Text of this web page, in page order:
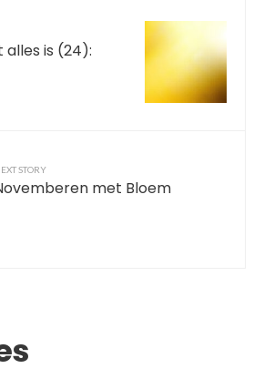
alles is (24):
STORY
met Bloem